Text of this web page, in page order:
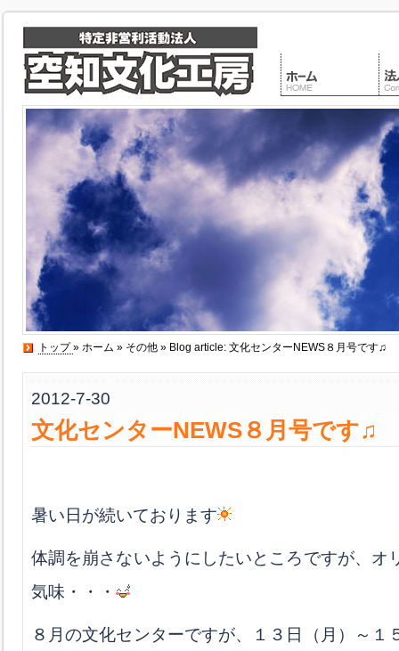
トップ» ホーム » その他 » Blog article: 文化センターNEWS８月号です♫
2012-7-30
文化センターNEWS８月号です♫
暑い日が続いております
体調を崩さないようにしたいところですが、オ
気味・・・
８月の文化センターですが、１３日（月）～１